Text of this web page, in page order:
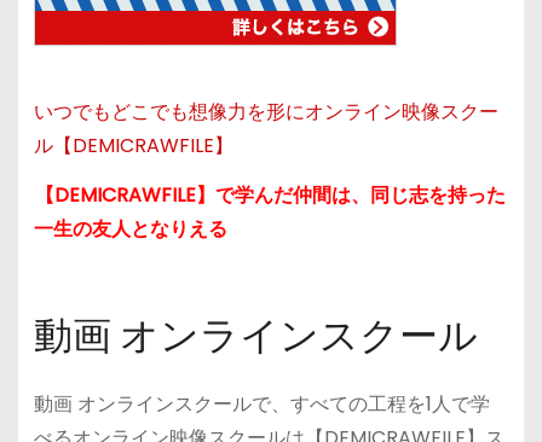
いつでもどこでも想像力を形にオンライン映像スクー
ル【DEMICRAWFILE】
【DEMICRAWFILE】で学んだ仲間は、同じ志を持った
一生の友人となりえる
動画 オンラインスクール
動画 オンラインスクールで、すべての工程を1人で学